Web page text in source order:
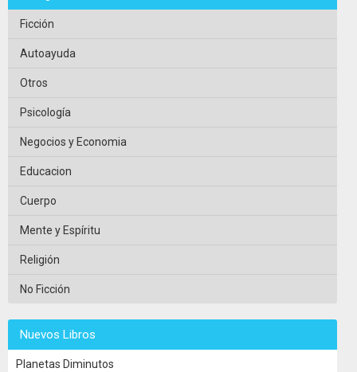
Ficción
Autoayuda
Otros
Psicología
Negocios y Economia
Educacion
Cuerpo
Mente y Espíritu
Religión
No Ficción
Nuevos Libros
Planetas Diminutos